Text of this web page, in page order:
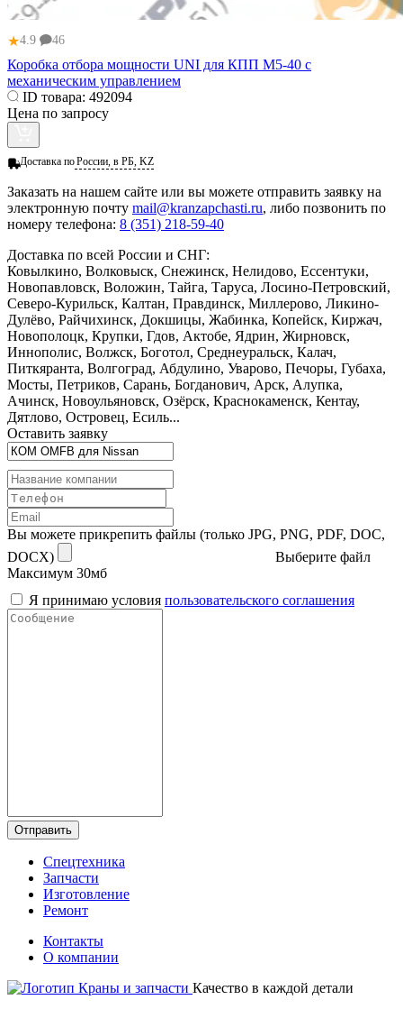
★4.9 46
Коробка отбора мощности UNI для КПП M5-40 с
механическим управлением
ID товара: 492094
Цена по запросу
Доставка поРоссии, в РБ, KZ
Заказать на нашем сайте или вы можете отправить заявку на
электронную почту mail@kranzapchasti.ru, либо позвонить по
номеру телефона: 8 (351) 218-59-40
Доставка по всей России и СНГ:
Ковылкино, Волковыск, Снежинск, Нелидово, Ессентуки,
Новопавловск, Воложин, Тайга, Таруса, Лосино-Петровский,
Северо-Курильск, Калтан, Правдинск, Миллерово, Ликино-
Дулёво, Райчихинск, Докшицы, Жабинка, Копейск, Киржач,
Новополоцк, Крупки, Гдов, Актобе, Ядрин, Жирновск,
Иннополис, Волжск, Боготол, Среднеуральск, Калач,
Питкяранта, Волгоград, Абдулино, Уварово, Печоры, Губаха,
Мосты, Петриков, Сарань, Богданович, Арск, Алупка,
Ачинск, Новоульяновск, Озёрск, Краснокаменск, Кентау,
Дятлово, Островец, Есиль...
Оставить заявку
Вы можете прикрепить файлы (только JPG, PNG, PDF, DOC,
DOCX)
Выберите файл
Максимум 30мб
Я принимаю условия пользовательского соглашения
Отправить
Спецтехника
Запчасти
Изготовление
Ремонт
Контакты
О компании
Качество в каждой детали